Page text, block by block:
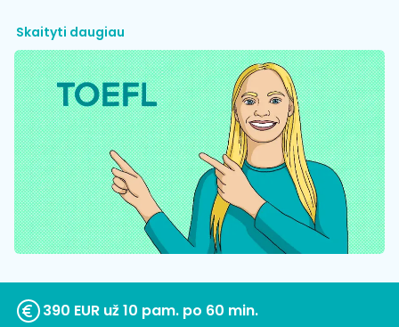
Skaityti daugiau
390 EUR už 10 pam. po 60 min.